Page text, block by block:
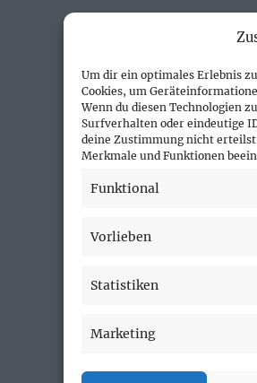
Um dir ein optimales Erlebnis
Cookies, um
Wenn du diesen Technologien
Surfverhalten oder eindeutige
deine Zustimmung nicht
Merkmale und Funktionen
Funktional
Vorlieben
Statistiken
Marketing